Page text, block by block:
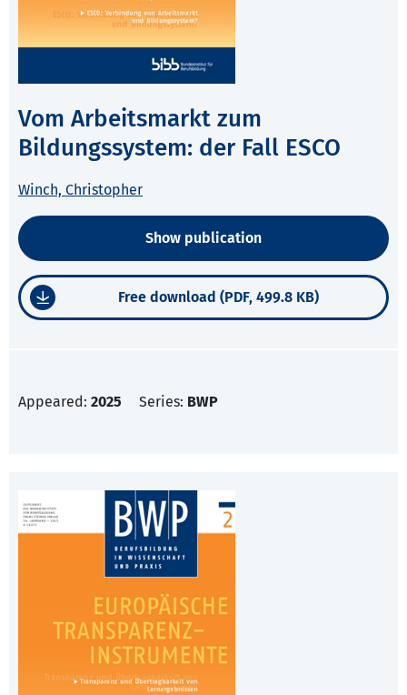
Vom Arbeitsmarkt zum
Bildungssystem: der Fall ESCO
Winch, Christopher
Show publication
Free download (PDF, 499.8 KB)
Appeared: 2025 Series: BWP